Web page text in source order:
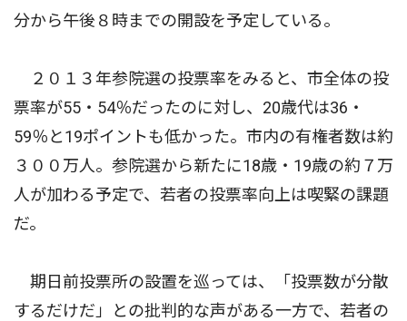
分から午後８時までの開設を予定している。
２０１３年参院選の投票率をみると、市全体の投
票率が55・54％だったのに対し、20歳代は36・
59％と19ポイントも低かった。市内の有権者数は約
３００万人。参院選から新たに18歳・19歳の約７万
人が加わる予定で、若者の投票率向上は喫緊の課題
だ。
期日前投票所の設置を巡っては、「投票数が分散
するだけだ」との批判的な声がある一方で、若者の